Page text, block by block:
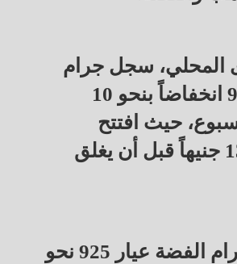
المحلي، سجل جرام
الفضة عيار 999 انخفاضاً بنحو 10
حيث افتتح
التداول عند 138 جنيهاً قبل أن يغلق
كما بلغ سعر جرام الفضة عيار 925 نحو